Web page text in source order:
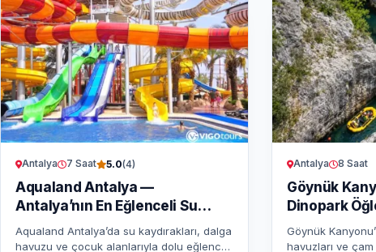
Antalya 7 Saat 5.0(4)
Aqualand Antalya —
Antalya’nın En Eğlenceli Su
Parkı
Aqualand Antalya’da su kaydırakları, dalga
havuzu ve çocuk alanlarıyla dolu eğlenceli
Antalya 8 Saat
Göynük
Dinopark
Turu
Göynük
havuzları ve çam